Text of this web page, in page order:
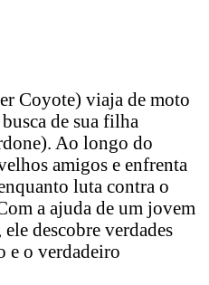
Coyote) viaja de moto
de sua filha
Ao longo do
amigos e enfrenta
luta contra o
a ajuda de um jovem
descobre verdades
e o verdadeiro